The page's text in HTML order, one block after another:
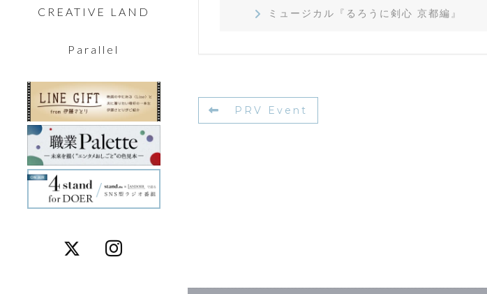
CREATIVE LAND
Parallel
ミュージカル『るろうに剣心 京都編』
PRV Event